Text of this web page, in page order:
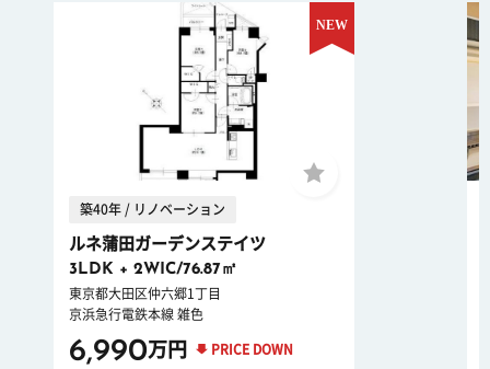
築40年 / リノベーション
ルネ蒲田ガーデンステイツ
3LDK + 2WIC/76.87㎡
東京都大田区仲六郷1丁目
京浜急行電鉄本線 雑色
6,990万円 PRICE DOWN